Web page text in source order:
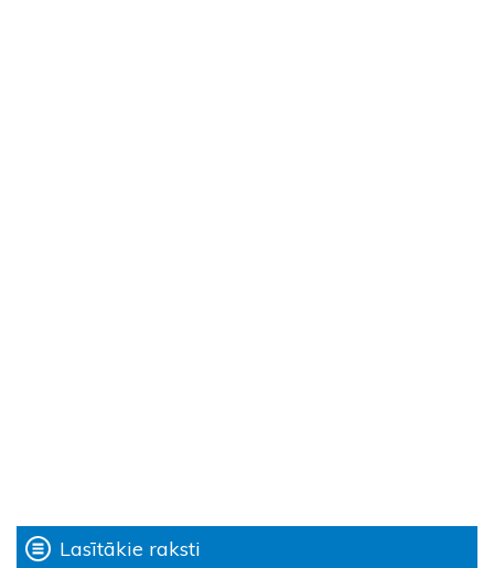
Lasītākie raksti